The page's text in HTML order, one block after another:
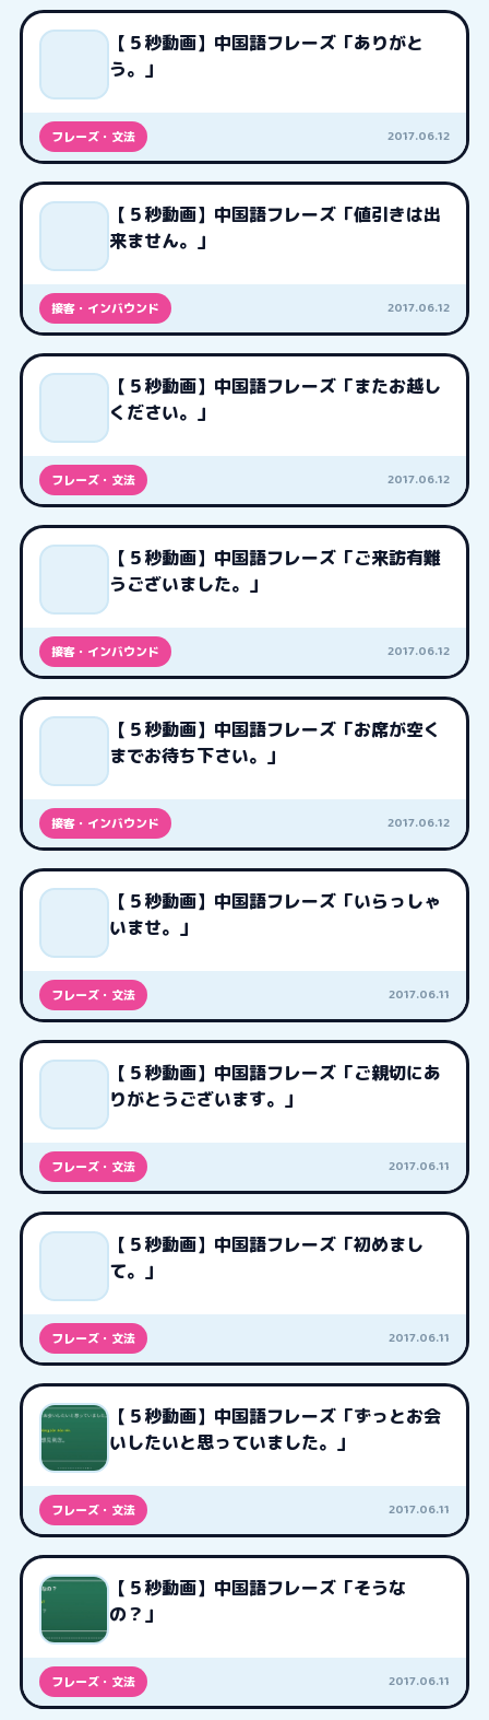
【５秒動画】中国語フレーズ「ありがと
う。」
フレーズ・文法 2017.06.12
【５秒動画】中国語フレーズ「値引きは出
来ません。」
接客・インバウンド 2017.06.12
【５秒動画】中国語フレーズ「またお越し
ください。」
フレーズ・文法 2017.06.12
【５秒動画】中国語フレーズ「ご来訪有難
うございました。」
接客・インバウンド 2017.06.12
【５秒動画】中国語フレーズ「お席が空く
までお待ち下さい。」
接客・インバウンド 2017.06.12
【５秒動画】中国語フレーズ「いらっしゃ
いませ。」
フレーズ・文法 2017.06.11
【５秒動画】中国語フレーズ「ご親切にあ
りがとうございます。」
フレーズ・文法 2017.06.11
【５秒動画】中国語フレーズ「初めまし
て。」
フレーズ・文法 2017.06.11
【５秒動画】中国語フレーズ「ずっとお会
いしたいと思っていました。」
フレーズ・文法 2017.06.11
【５秒動画】中国語フレーズ「そうな
の？」
フレーズ・文法 2017.06.11